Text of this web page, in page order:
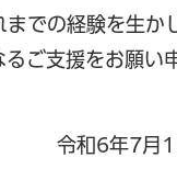
までの経験を生か
るご支援をお願い
令和6年7月